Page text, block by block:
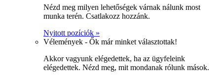
Nézd meg milyen lehetőségek várnak nálunk most
munka terén. Csatlakozz hozzánk.
Nyitott pozíciók »
Vélemények - Ők már minket választottak!
Akkor vagyunk elégedettek, ha az ügyfeleink
elégedettek. Nézd meg, mit mondanak rólunk mások.